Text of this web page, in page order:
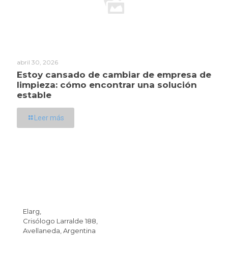
abril 30, 2026
Estoy cansado de cambiar de empresa de
limpieza: cómo encontrar una solución
estable
Leer más
Elarg,
Crisólogo Larralde 188,
Avellaneda, Argentina